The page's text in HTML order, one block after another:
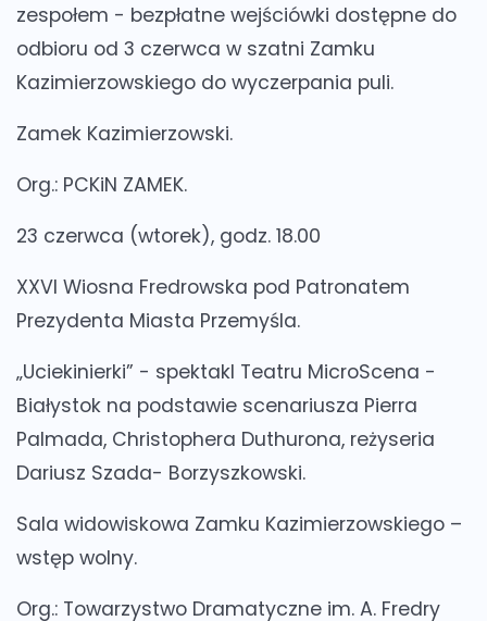
zespołem - bezpłatne wejściówki dostępne do
odbioru od 3 czerwca w szatni Zamku
Kazimierzowskiego do wyczerpania puli.
Zamek Kazimierzowski.
Org.: PCKiN ZAMEK.
23 czerwca (wtorek), godz. 18.00
XXVI Wiosna Fredrowska pod Patronatem
Prezydenta Miasta Przemyśla.
„Uciekinierki” - spektakl Teatru MicroScena -
Białystok na podstawie scenariusza Pierra
Palmada, Christophera Duthurona, reżyseria
Dariusz Szada- Borzyszkowski.
Sala widowiskowa Zamku Kazimierzowskiego –
wstęp wolny.
Org.: Towarzystwo Dramatyczne im. A. Fredry